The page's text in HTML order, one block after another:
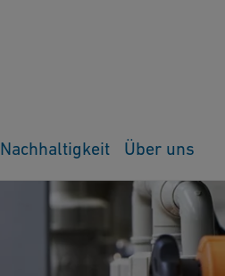
Nachhaltigkeit Über uns